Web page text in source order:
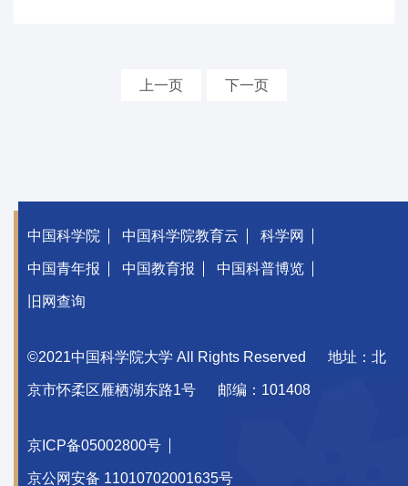
上一页 下一页
中国科学院 中国科学院教育云 科学网
中国青年报 中国教育报 中国科普博览
旧网查询
©2021中国科学院大学 All Rights Reserved 地址：北
京市怀柔区雁栖湖东路1号 邮编：101408
京ICP备05002800号
京公网安备 11010702001635号